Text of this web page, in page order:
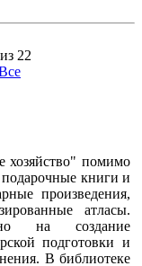
22
хозяйство" помимо
книги и
произведения,
атласы.
на создание
подготовки и
В библиотеке